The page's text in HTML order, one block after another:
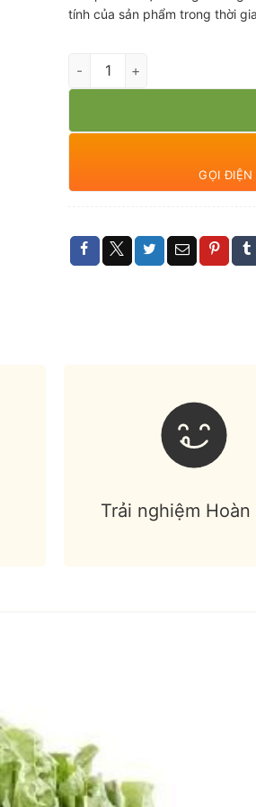
tính của sản phẩm trong thời
Cải bẹ dún thủy cảnh số lượng
GỌI
Trải nghiệm Hoàn